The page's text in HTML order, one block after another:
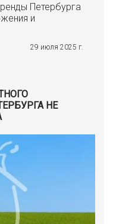
Петербурга
и
29 июля 2025 г.
НЕ